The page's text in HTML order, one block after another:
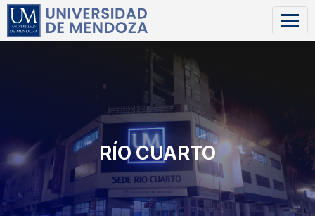
RÍO CUARTO